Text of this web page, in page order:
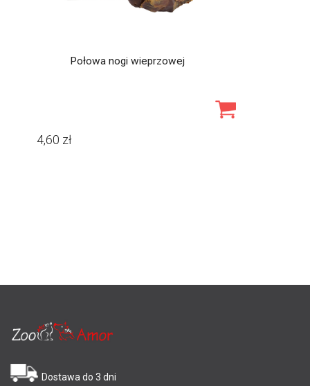
Połowa nogi wieprzowej
4,60 zł
Dostawa do 3 dni